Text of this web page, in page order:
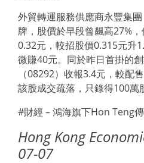
外貿轉運服務供應商永豐集
牌，股價於早段曾飆高27%
0.32元，較招股價0.315元升
微賺40元。同於昨日首掛的
（08292）收報3.4元，較配
該股成交疏落，只錄得100萬
#財經 – 鴻海旗下Hon Teng
Hong Kong
07-07